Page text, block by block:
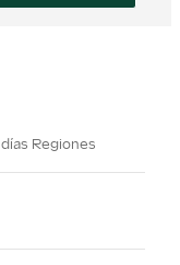
Regiones